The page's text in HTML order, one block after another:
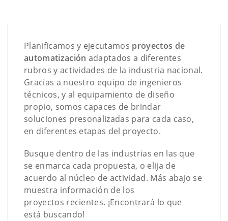
Planificamos y ejecutamos proyectos de
automatización adaptados a diferentes
rubros y actividades de la industria nacional.
Gracias a nuestro equipo de ingenieros
técnicos, y al equipamiento de diseño
propio, somos capaces de brindar
soluciones presonalizadas para cada caso,
en diferentes etapas del proyecto.
Busque dentro de las industrias en las que
se enmarca cada propuesta, o elija de
acuerdo al núcleo de actividad. Más abajo se
muestra información de los
proyectos recientes. ¡Encontrará lo que
está buscando!